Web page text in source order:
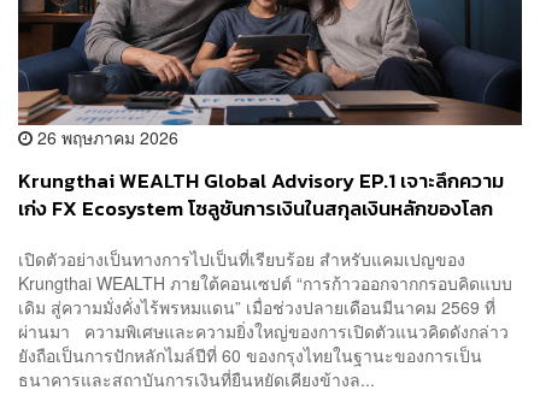
26 พฤษภาคม 2026
Krungthai WEALTH Global Advisory EP.1 เจาะลึกความ
เก่ง FX Ecosystem โซลูชันการเงินในสกุลเงินหลักของโลก
วางแผนอนาคตครอบครัว
เปิดตัวอย่างเป็นทางการไปเป็นที่เรียบร้อย สำหรับแคมเปญของ
Krungthai WEALTH ภายใต้คอนเซปต์ “การก้าวออกจากกรอบคิดแบบ
เดิม สู่ความมั่งคั่งไร้พรหมแดน” เมื่อช่วงปลายเดือนมีนาคม 2569 ที่
ผ่านมา ความพิเศษและความยิ่งใหญ่ของการเปิดตัวแนวคิดดังกล่าว
ยังถือเป็นการปักหลักไมล์ปีที่ 60 ของกรุงไทยในฐานะของการเป็น
ธนาคารและสถาบันการเงินที่ยืนหยัดเคียงข้างล...